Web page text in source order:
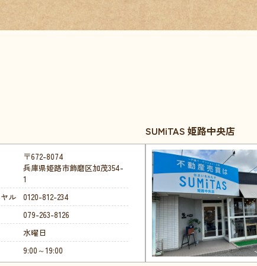
〒672-8074
兵庫県姫路市飾磨区加茂354-
1
ル
0120-812-234
079-263-8126
水曜日
9:00～19:00
SUMiTAS 姫路中央店